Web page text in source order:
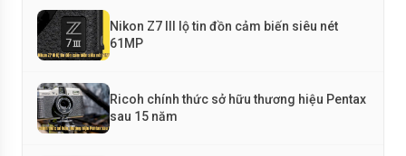
Nikon Z7 III lộ tin đồn cảm biến siêu nét
61MP
Ricoh chính thức sở hữu thương hiệu Pentax
sau 15 năm